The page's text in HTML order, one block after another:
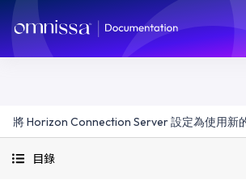
將 Horizon Connection Server 設定為使用新
目錄